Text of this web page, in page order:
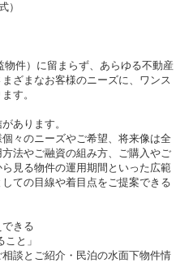
）
件）に留まらず、あらゆる不動産
ざまなお客様のニーズに、ワンス
す。
あります。
々のニーズやご希望、将来像は全
法やご融資の組み方、ご購入やご
見る物件の運用期間といった広範
ての目線や着目点をご提案できる
きる
と」
談とご紹介・民泊の水面下物件情